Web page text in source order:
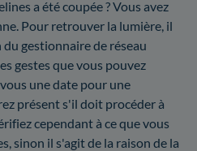
a été coupée ? Vous avez
Pour retrouver la lumière, il
gestionnaire de réseau
gestes que vous pouvez
une date pour une
présent s'il doit procéder à
cependant à ce que vous
sinon il s'agit de la raison de la